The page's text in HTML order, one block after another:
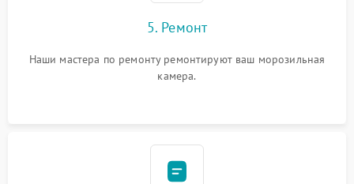
5. Ремонт
Наши мастера по ремонту ремонтируют ваш морозильная
камера.